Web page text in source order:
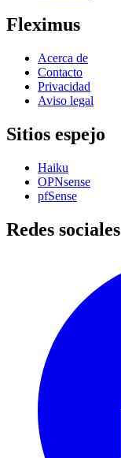
Fleximus
Acerca de
Contacto
Privacidad
Aviso legal
Sitios espejo
Haiku
OPNsense
pfSense
Redes sociales